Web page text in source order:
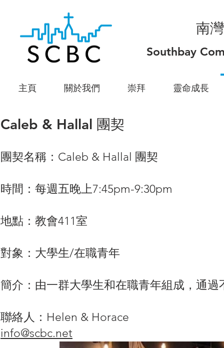
南
Southbay
主頁 關於我們 崇拜 靈命成長
Caleb & Hallal 團契
團契名稱：Caleb & Hallal 團契
時間：每週五晚上7:45pm-9:30pm
地點：教會411室
對象：大學生/在職青年
簡介：由一群大學生和在職青年組成，通
聯絡人：Helen & Horace
info@scbc.net